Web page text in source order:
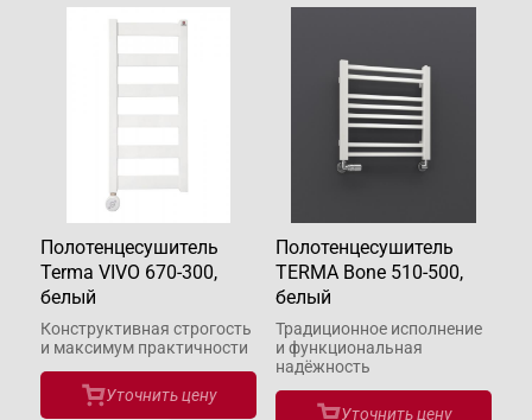
Полотенцесушитель
Terma VIVO 670-300,
белый
Конструктивная строгость
и максимум практичности
Уточнить цену
Полотенцесушитель
TERMA Bone 510-500,
белый
Традиционное исполнение
и функциональная
надёжность
Уточнить цену